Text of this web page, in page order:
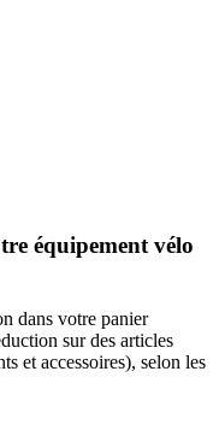
équipement vélo
dans votre panier
sur des articles
et accessoires), selon les